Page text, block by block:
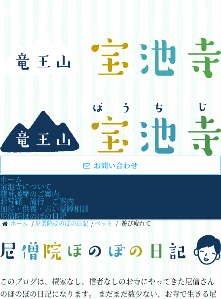
お問い合わせ
ホーム
宝池寺について
龍神護摩のご案内
お写経 滝行 ご案内
加持・供養・占い霊障相談
尼僧院ほのぼの日記
ホーム / 尼僧院ほのぼの日記 /ペット / 遊び疲れて
このブログは、檀家なし、信者なしのお寺にやってきた尼僧さん
のほのぼの日記になります。 まだまだ数少ない、お寺で生きる尼